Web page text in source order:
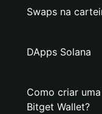
Swaps na
DApps Solana
Como criar
Bitget Wallet?